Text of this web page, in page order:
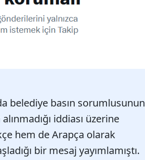
belediye basın sorumlusunun
iddiası üzerine
hem de Arapça olarak
bir mesaj yayımlamıştı.